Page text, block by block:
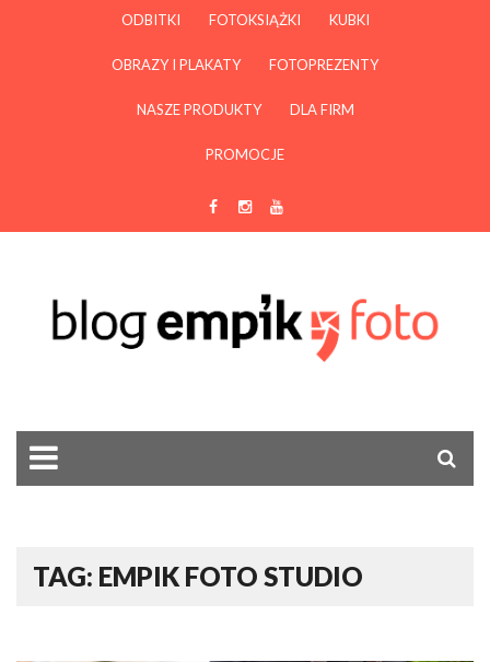
ODBITKI FOTOKSIĄŻKI KUBKI
OBRAZY I PLAKATY FOTOPREZENTY
NASZE PRODUKTY DLA FIRM
PROMOCJE
TAG: EMPIK FOTO STUDIO